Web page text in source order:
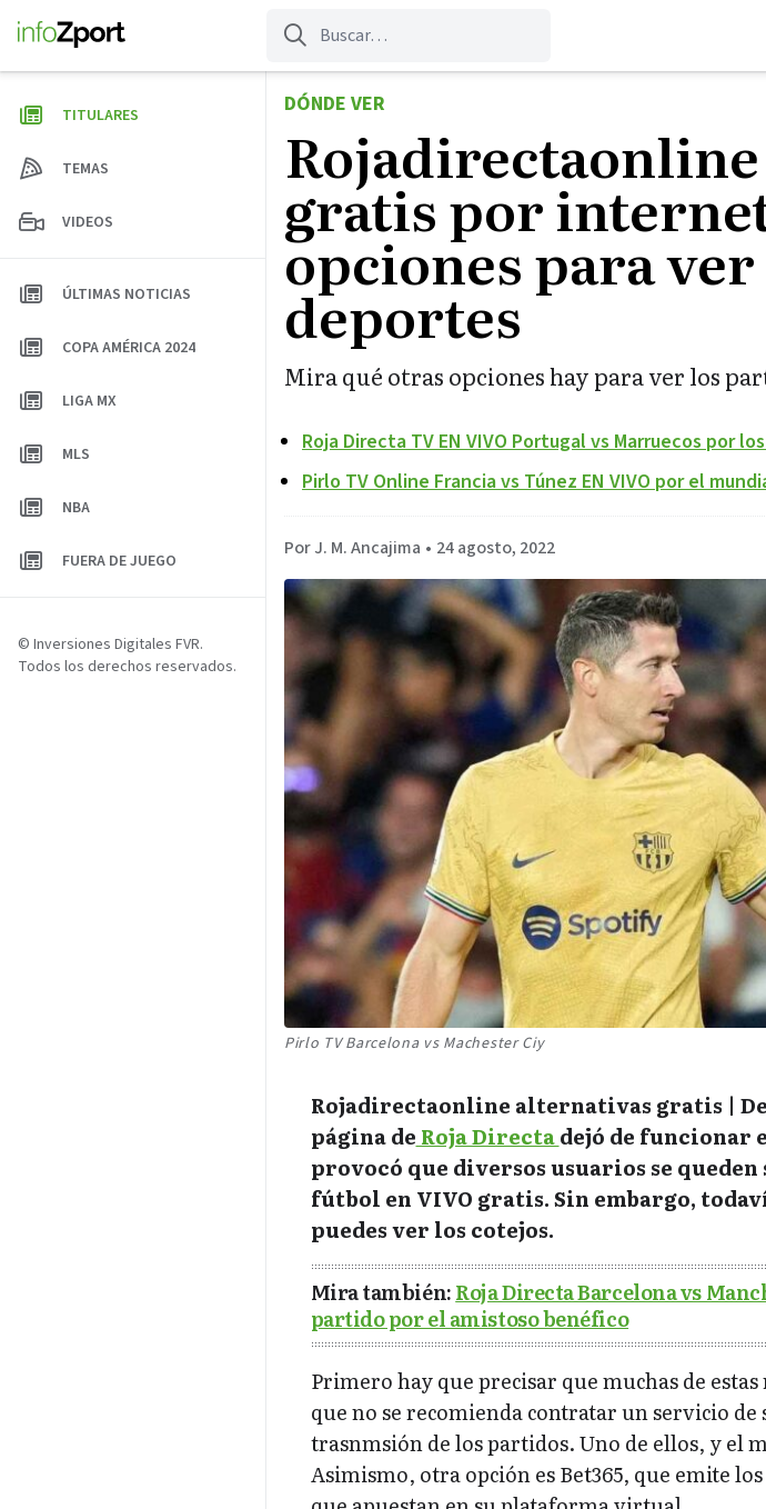
contenido
DÓNDE VER
gratis por
opciones para
deportes
Mira qué otras opciones hay para ver los
Roja Directa TV EN VIVO Portugal vs Marruecos por
Pirlo TV Online Francia vs Túnez EN VIVO por el
Por J. M. Ancajima • 24 agosto, 2022
Pirlo TV Barcelona vs Machester Ciy
Rojadirectaonline alternativas gratis |
página de Roja Directadejó de funcionar
provocó que diversos usuarios se
fútbol en VIVO gratis. Sin embargo,
puedes ver los cotejos.
Mira también:Roja Directa Barcelona vs
partido por el amistoso benéfico
Primero hay que precisar que muchas de
que no se recomienda contratar un servicio
trasnmsión de los partidos. Uno de ellos, y el
Asimismo, otra opción es Bet365, que emite
TITULARES
TEMAS
VIDEOS
ÚLTIMAS NOTICIAS
COPA AMÉRICA 2024
LIGA MX
MLS
NBA
FUERA DE JUEGO
© Inversiones Digitales FVR.
Todos los derechos reservados.